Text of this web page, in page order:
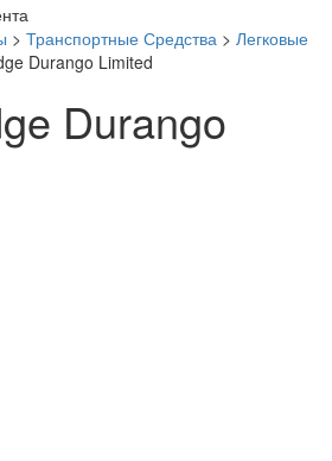
> Транспортные Средства > Легковые
Durango Limited
Durango